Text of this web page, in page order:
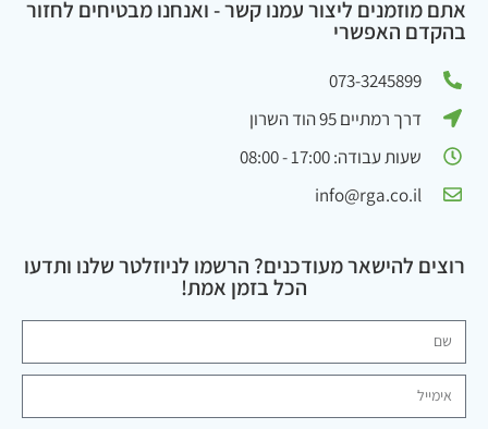
אתם מוזמנים ליצור עמנו קשר - ואנחנו מבטיחים לחזור
בהקדם האפשרי
073-3245899
דרך רמתיים 95 הוד השרון
שעות עבודה: 17:00 - 08:00
info@rga.co.il
רוצים להישאר מעודכנים? הרשמו לניוזלטר שלנו ותדעו
הכל בזמן אמת!